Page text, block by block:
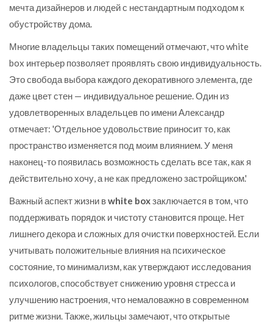
мечта дизайнеров и людей с нестандартным подходом к
обустройству дома.
Многие владельцы таких помещений отмечают, что white
box интерьер позволяет проявлять свою индивидуальность.
Это свобода выбора каждого декоративного элемента, где
даже цвет стен — индивидуальное решение. Один из
удовлетворенных владельцев по имени Александр
отмечает: 'Отдельное удовольствие приносит то, как
пространство изменяется под моим влиянием. У меня
наконец-то появилась возможность сделать все так, как я
действительно хочу, а не как предложено застройщиком.'
Важный аспект жизни вwhite boxзаключается в том, что
поддерживать порядок и чистоту становится проще. Нет
лишнего декора и сложных для очистки поверхностей. Если
учитывать положительные влияния на психическое
состояние, то минимализм, как утверждают исследования
психологов, способствует снижению уровня стресса и
улучшению настроения, что немаловажно в современном
ритме жизни. Также, жильцы замечают, что открытые